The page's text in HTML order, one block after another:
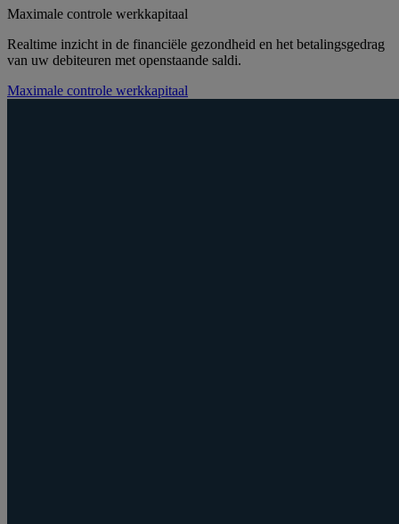
Maximale controle werkkapitaal
Realtime inzicht in de financiële gezondheid en het betalingsgedrag
van uw debiteuren met openstaande saldi.
Maximale controle werkkapitaal